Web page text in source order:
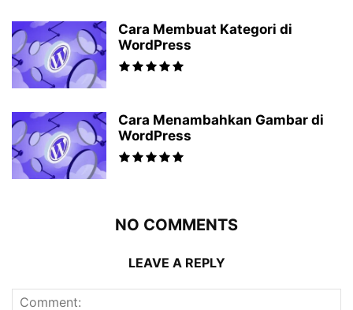
Cara Membuat Kategori di
WordPress
Cara Menambahkan Gambar di
WordPress
NO COMMENTS
LEAVE A REPLY